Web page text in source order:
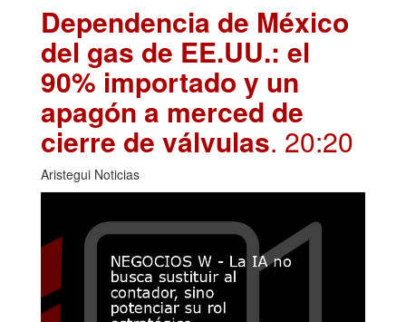
Dependencia de México
del gas de EE.UU.: el
90% importado y un
apagón a merced de
cierre de válvulas. 20:20
Aristegui Noticias